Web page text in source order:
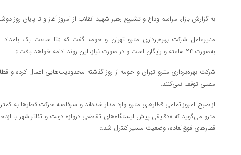
به گزارش بازار، مراسم وداع و تشییع رهبر شهید انقلاب از امروز آغاز و تا پایان روز
به‌صورت ۲۴ ساعته و رایگان است و در صورت نیاز، این روند ادامه خواهد یافت.»
شرکت بهره‌برداری مترو تهران و حومه از روز گذشته محدودیت‌هایی اعمال کرده و
مصلی توقف نمی‌کنند.
مترو می‌گوید که «دقایقی پیش ایستگاه‌های تقاطعی دروازه دولت و تئاتر شهر با
قطارهای فوق‌العاده، وضعیت مسیر کنترل شد.»